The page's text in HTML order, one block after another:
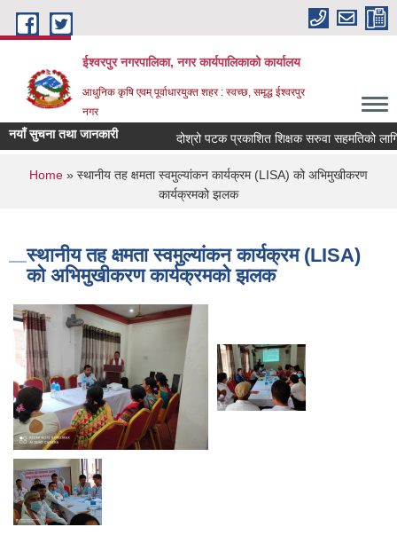
Skip to main content
ईश्वरपुर नगरपालिका, नगर कार्यपालिकाको कार्यालय
आधुनिक कृषि एवम् पूर्वाधारयुक्त शहर : स्वच्छ, समृद्ध ईश्वरपुर
नगर
नयाँ सुचना तथा जानकारी दोश्रो पटक प्रकाशित शिक्षक सरुवा सहमतिको लागि
You are here
Home » स्थानीय तह क्षमता स्वमुल्यांकन कार्यक्रम (LISA) को अभिमुखीकरण
कार्यक्रमको झलक
स्थानीय तह क्षमता स्वमुल्यांकन कार्यक्रम (LISA)
को अभिमुखीकरण कार्यक्रमको झलक